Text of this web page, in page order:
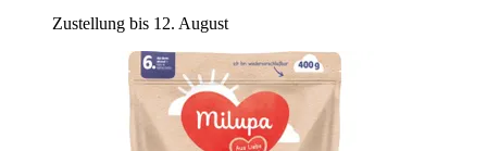
Zustellung bis 12. August